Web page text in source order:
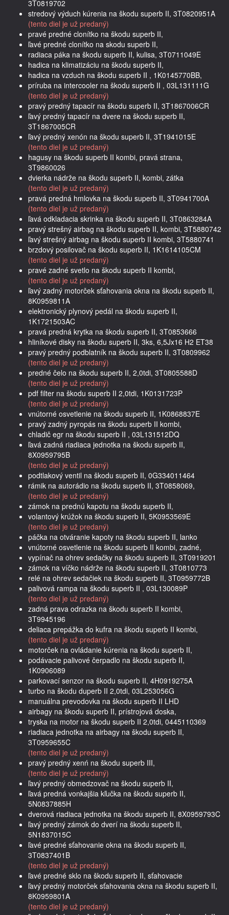
3T0819702
stredový výduch kúrenia na škodu superb II, 3T0820951A
(tento diel je už predaný)
pravé predné clonítko na škodu superb II,
ľavé predné clonítko na skodu superb II,
radiaca páka na škodu superb II, kulisa, 3T0711049E
hadica na klimatizáciu na škodu superb II,
hadica na vzduch na škodu superb II , 1K0145770BB,
príruba na intercooler na škodu superb II , 03L131111G
(tento diel je už predaný)
pravý predný tapacír na škodu superb II, 3T1867006CR
ľavý predný tapacír na dvere na škodu superb II,
3T1867005CR
ľavý predný xenón na škodu superb II, 3T1941015E
(tento diel je už predaný)
hagusy na škodu superb II kombi, pravá strana,
3T9860026
dvierka nádrže na škodu superb II, kombi, zátka
(tento diel je už predaný)
pravá predná hmlovka na škodu superb II, 3T0941700A
(tento diel je už predaný)
ľavá odkladacia skrinka na škodu superb II, 3T0863284A
pravý strešný airbag na škodu superb II, kombi, 3T5880742
ľavý strešný airbag na škodu superb II kombi, 3T5880741
brzdový posilovač na škodu superb II, 1K1614105CM
(tento diel je už predaný)
pravé zadné svetlo na škodu superb II kombi,
(tento diel je už predaný)
ľavý zadný motorček sťahovania okna na škodu superb II,
8K0959811A
elektronický plynový pedál na škodu superb II,
1K1721503AC
pravá predná krytka na škodu superb II, 3T0853666
hliníkové disky na škodu superb II, 3ks, 6,5Jx16 H2 ET38
pravý predný podblatník na škodu superb II, 3T0809962
(tento diel je už predaný)
predné čelo na škodu superb II, 2,0tdi, 3T0805588D
(tento diel je už predaný)
pdf filter na škodu superb II 2,0tdi, 1K0131723P
(tento diel je už predaný)
vnútorné osvetlenie na škodu superb II, 1K0868837E
pravý zadný pyropás na škodu superb II kombi,
chladič egr na škodu superb II , 03L131512DQ
ľavá zadná riadiaca jednotka na škodu superb II,
8X0959795B
(tento diel je už predaný)
podtlakový ventil na škodu superb II, 0G334011464
rámik na autorádio na škodu superb II, 3T0858069,
(tento diel je už predaný)
zámok na prednú kapotu na škodu superb II,
volantový krúžok na škodu superb II, 5K0953569E
(tento diel je už predaný)
páčka na otváranie kapoty na škodu superb II, lanko
vnútorné osvetlenie na škodu superb II kombi, zadné,
vypínač na ohrev sedačky na škodu superb II, 3T0919201
zámok na víčko nádrže na škodu superb II, 3T0810773
relé na ohrev sedačiek na škodu superb II, 3T0959772B
palivová rampa na škodu superb II , 03L130089P
(tento diel je už predaný)
zadná prava odrazka na škodu superb II kombi,
3T9945196
deliaca prepážka do kufra na škodu superb II kombi,
(tento diel je už predaný)
motorček na ovládanie kúrenia na škodu superb II,
podávacie palivové čerpadlo na škodu superb II,
1K0906089
parkovací senzor na škodu superb II, 4H0919275A
turbo na škodu duperb II 2,0tdi, 03L253056G
manuálna prevodovka na škodu superb II LHD
airbagy na škodu superb II, prístrojová doska,
tryska na motor na škodu superb II 2,0tdi, 0445110369
riadiaca jednotka na airbagy na škodu superb II,
3T0959655C
(tento diel je už predaný)
pravý predný xenń na škodu superb III,
(tento diel je už predaný)
ľavý predný obmedzovač na škodu superb II,
ľavá predná vonkajšia kľučka na škodu superb II,
5N0837885H
dverová riadiaca jednotka na škodu superb II, 8X0959793C
ľavý predný zámok do dverí na škodu superb II,
5N1837015C
ľavé predné sťahovanie okna na škodu superb II,
3T0837401B
(tento diel je už predaný)
ľavé predné sklo na škodu superb II, sťahovacie
ľavý predný motorček sťahovania okna na škodu superb II,
8K0959801A
(tento diel je už predaný)